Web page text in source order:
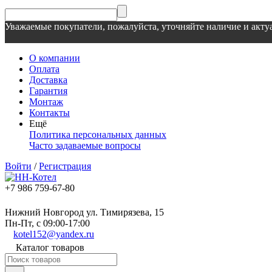
Уважаемые покупатели, пожалуйста, уточняйте наличие и
О компании
Оплата
Доставка
Гарантия
Монтаж
Контакты
Ещё
Политика персональных данных
Часто задаваемые вопросы
Войти /Регистрация
+7 986 759-67-80
Нижний Новгород ул. Тимирязева, 15
Пн-Пт, с 09:00-17:00
kotel152@yandex.ru
Каталог товаров